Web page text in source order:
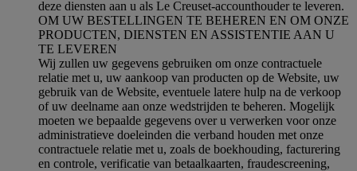
deze diensten aan u als Le Creuset-accounthouder te leveren.
OM UW BESTELLINGEN TE BEHEREN EN OM ONZE
PRODUCTEN, DIENSTEN EN ASSISTENTIE AAN U
TE LEVEREN
Wij zullen uw gegevens gebruiken om onze contractuele
relatie met u, uw aankoop van producten op de Website, uw
gebruik van de Website, eventuele latere hulp na de verkoop
of uw deelname aan onze wedstrijden te beheren. Mogelijk
moeten we bepaalde gegevens over u verwerken voor onze
administratieve doeleinden die verband houden met onze
contractuele relatie met u, zoals de boekhouding, facturering
en controle, verificatie van betaalkaarten, fraudescreening,